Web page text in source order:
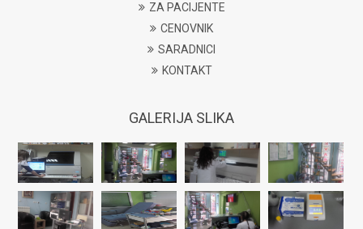
ZA PACIJENTE
CENOVNIK
SARADNICI
KONTAKT
GALERIJA SLIKA